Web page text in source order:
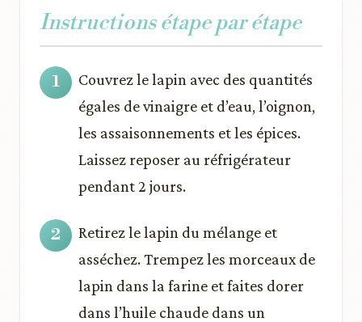
Instructions étape par étape
Couvrez le lapin avec des quantités
égales de vinaigre et d’eau, l’oignon,
les assaisonnements et les épices.
Laissez reposer au réfrigérateur
pendant 2 jours.
Retirez le lapin du mélange et
asséchez. Trempez les morceaux de
lapin dans la farine et faites dorer
dans l’huile chaude dans un